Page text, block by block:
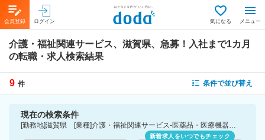
会員登録 ログイン 気になる メニュー
介護・福祉関連サービス、滋賀県、急募！入社まで1カ月
の転職・求人検索結果
9 件 条件で並び替え
現在の検索条件
[勤務地]滋賀県 [業種]介護・福祉関連サービス-医薬品・医療機器・ライフサイエンス・医療系サービス [詳細条件](募集・採用情報)急募！入社まで1カ月
新着求人をいつでもチェック